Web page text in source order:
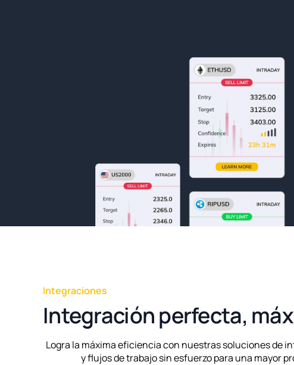
Integraciones
Integración perfecta,
Logra la máxima eficiencia con nuestras soluciones de
y flujos de trabajo sin esfuerzo para una mayor